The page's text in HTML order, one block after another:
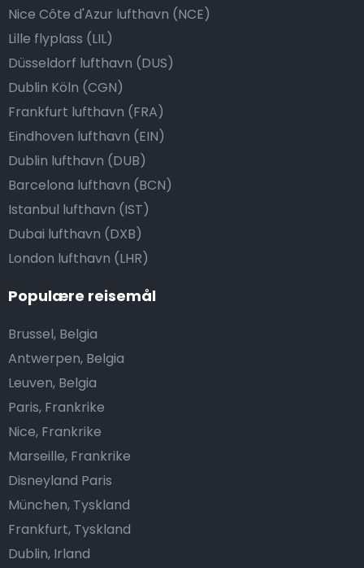
Nice Côte d'Azur lufthavn (NCE)
Lille flyplass (LIL)
Düsseldorf lufthavn (DUS)
Dublin Köln (CGN)
Frankfurt lufthavn (FRA)
Eindhoven lufthavn (EIN)
Dublin lufthavn (DUB)
Barcelona lufthavn (BCN)
Istanbul lufthavn (IST)
Dubai lufthavn (DXB)
London lufthavn (LHR)
Populære reisemål
Brussel, Belgia
Antwerpen, Belgia
Leuven, Belgia
Paris, Frankrike
Nice, Frankrike
Marseille, Frankrike
Disneyland Paris
München, Tyskland
Frankfurt, Tyskland
Dublin, Irland